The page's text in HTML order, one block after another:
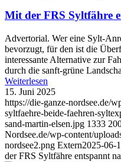
Mit der FRS Syltfähre
Advertorial. Wer eine Sylt-
bevorzugt, für den ist die
interessante Alternative zur
durch die sanft-grüne
Weiterlesen
15. Juni 2025
https://die-ganze-nordsee.de/
syltfaehre-beide-faehren-
sand-martin-elsen.jpg 1333
Nordsee.de/wp-content/
nordsee2.png Extern2025-06-
der FRS Syltfähre entspannt